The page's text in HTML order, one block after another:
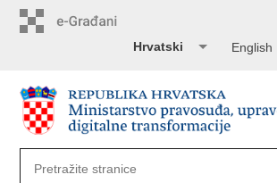
English
Hrvatski